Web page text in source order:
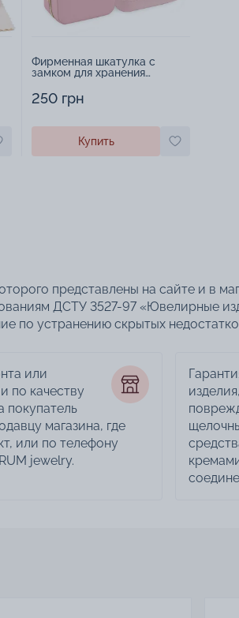
Фирменная шкатулка с
замком для хранения
250 грн
Купить
представлены на сайте и в
ДСТУ 3527-97 «Ювелирные
по устранению скрытых
или
по качеству
покупатель
магазина, где
или по телефону
jewelry.